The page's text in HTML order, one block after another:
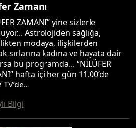
Zamanı
ZAMANI” yine sizlerle
Astrolojiden sağlığa,
modaya, ilişkilerden
sırlarına kadına ve hayata dair
bu programda... “NİLÜFER
hafta içi her gün 11.00’de
TV’de..
Bilgi